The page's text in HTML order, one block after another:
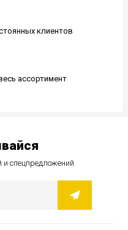
клиентов
ассортимент
и спецпредложений